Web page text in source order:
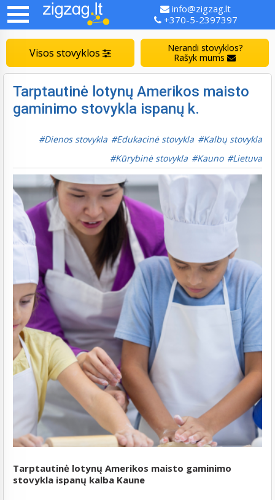
info@zigzag.lt
+370-5-2397397
Visos stovyklos
Nerandi stovyklos?
Rašyk mums
Tarptautinė lotynų Amerikos maisto
gaminimo stovykla ispanų k.
Dienos stovykla Edukacinė stovykla
Kalbų stovykla
Kūrybinė stovykla
Kauno Lietuva
Tarptautinė lotynų Amerikos maisto gaminimo
stovykla ispanų kalba Kaune